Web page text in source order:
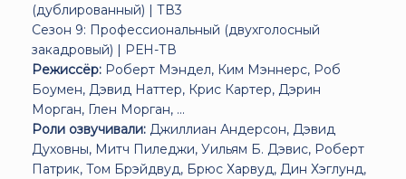
(дублированный) | ТВ3
Сезон 9: Профессиональный (двухголосный
закадровый) | РЕН-ТВ
Режиссёр: Роберт Мэндел, Ким Мэннерс, Роб
Боумен, Дэвид Наттер, Крис Картер, Дэрин
Морган, Глен Морган, ...
Роли озвучивали: Джиллиан Андерсон, Дэвид
Духовны, Митч Пиледжи, Уильям Б. Дэвис, Роберт
Патрик, Том Брэйдвуд, Брюс Харвуд, Дин Хэглунд,